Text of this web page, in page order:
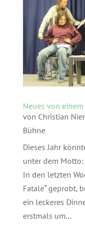
Neues von
von Christian
Bühne
Dieses Jahr
unter dem
In den letzten
Fatale“ geprobt,
ein leckeres
erstmals um...